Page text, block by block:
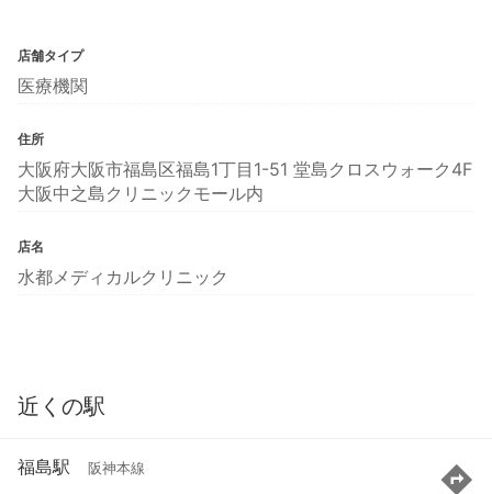
店舗タイプ
医療機関
住所
大阪府大阪市福島区福島1丁目1-51 堂島クロスウォーク4F
大阪中之島クリニックモール内
店名
水都メディカルクリニック
近くの駅
福島駅 阪神本線